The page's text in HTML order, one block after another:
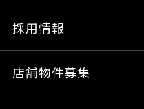
採用情報
店舗物件募集